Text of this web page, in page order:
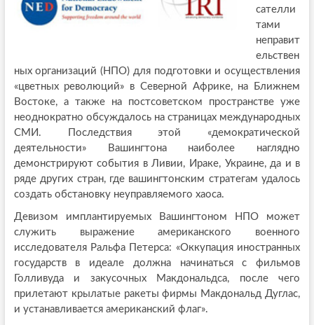
сателли
тами
неправит
ельствен
ных организаций (НПО) для подготовки и осуществления
«цветных революций» в Северной Африке, на Ближнем
Востоке, а также на постсоветском пространстве уже
неоднократно обсуждалось на страницах международных
СМИ. Последствия этой «демократической
деятельности» Вашингтона наиболее наглядно
демонстрируют события в Ливии, Ираке, Украине, да и в
ряде других стран, где вашингтонским стратегам удалось
создать обстановку неуправляемого хаоса.
Девизом имплантируемых Вашингтоном НПО может
служить выражение американского военного
исследователя Ральфа Петерса: «Оккупация иностранных
государств в идеале должна начинаться с фильмов
Голливуда и закусочных Макдональдса, после чего
прилетают крылатые ракеты фирмы Макдональд Дуглас,
и устанавливается американский флаг».